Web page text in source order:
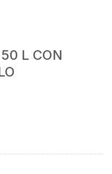
L CON
SOIN - AMARILLO